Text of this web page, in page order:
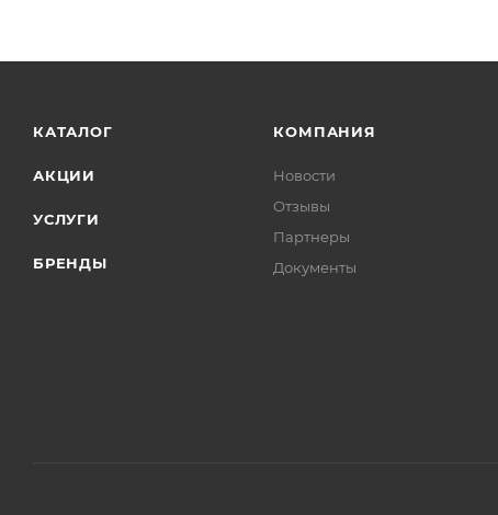
КАТАЛОГ
АКЦИИ
УСЛУГИ
БРЕНДЫ
КОМПАНИЯ
Новости
Отзывы
Партнеры
Документы